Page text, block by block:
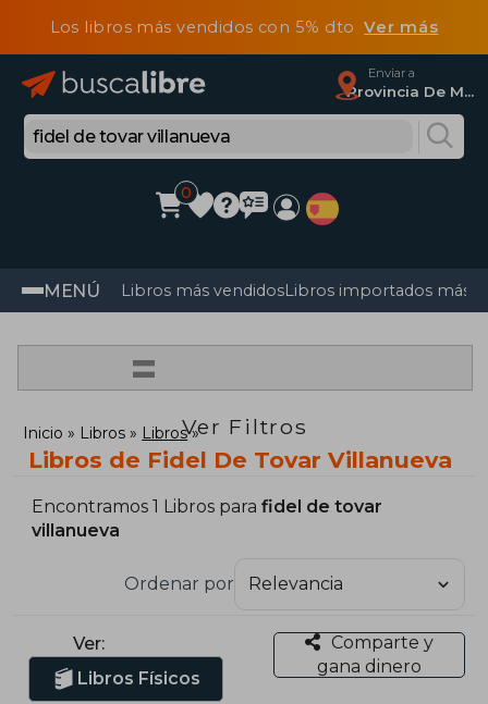
Los libros más vendidos con 5% dtoVer más
Enviar a
Provincia De Madrid
0
MENÚ Libros más vendidosLibros importados más
=
Ver Filtros
Inicio Libros Libros
Libros de Fidel De Tovar Villanueva
Encontramos 1 Libros parafidel de tovar
villanueva
Ordenar por
Ver:
Libros Físicos
Comparte y
gana dinero